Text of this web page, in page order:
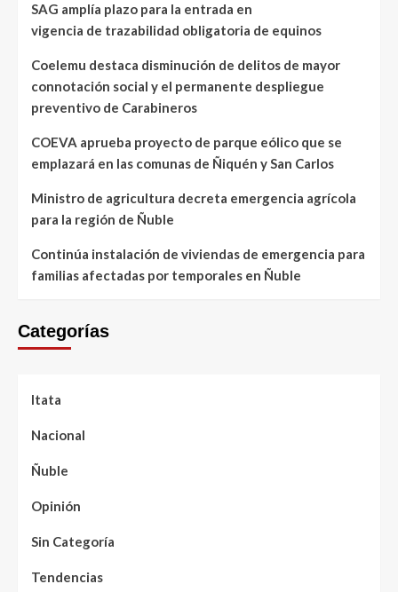
SAG amplía plazo para la entrada en
vigencia de trazabilidad obligatoria de equinos
Coelemu destaca disminución de delitos de mayor
connotación social y el permanente despliegue
preventivo de Carabineros
COEVA aprueba proyecto de parque eólico que se
emplazará en las comunas de Ñiquén y San Carlos
Ministro de agricultura decreta emergencia agrícola
para la región de Ñuble
Continúa instalación de viviendas de emergencia para
familias afectadas por temporales en Ñuble
Categorías
Itata
Nacional
Ñuble
Opinión
Sin Categoría
Tendencias